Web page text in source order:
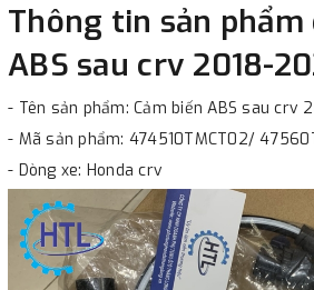
Thông tin sản phẩm
ABS sau crv 2018-
- Tên sản phẩm: Cảm biến ABS sau crv
- Mã sản phẩm: 474510TMCT02/
- Dòng xe: Honda crv